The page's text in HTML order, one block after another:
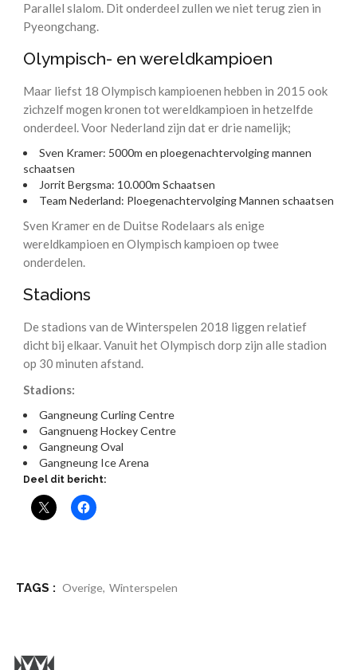
Parallel slalom. Dit onderdeel zullen we niet terug zien in
Pyeongchang.
Olympisch- en wereldkampioen
Maar liefst 18 Olympisch kampioenen hebben in 2015 ook
zichzelf mogen kronen tot wereldkampioen in hetzelfde
onderdeel. Voor Nederland zijn dat er drie namelijk;
Sven Kramer: 5000m en ploegenachtervolging mannen
schaatsen
Jorrit Bergsma: 10.000m Schaatsen
Team Nederland: Ploegenachtervolging Mannen schaatsen
Sven Kramer en de Duitse Rodelaars als enige
wereldkampioen en Olympisch kampioen op twee
onderdelen.
Stadions
De stadions van de Winterspelen 2018 liggen relatief
dicht bij elkaar. Vanuit het Olympisch dorp zijn alle stadion
op 30 minuten afstand.
Stadions:
Gangneung Curling Centre
Gangnueng Hockey Centre
Gangneung Oval
Gangneung Ice Arena
Deel dit bericht:
TAGS : Overige, Winterspelen